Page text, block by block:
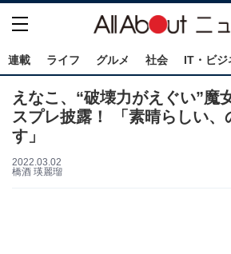
連載 ライフ グルメ 社会 IT・ビジ
えなこ、“破壊力がえぐい”魔
スプレ披露！ 「素晴らしい、
す」
2022.03.02
橋酒 瑛麗瑠